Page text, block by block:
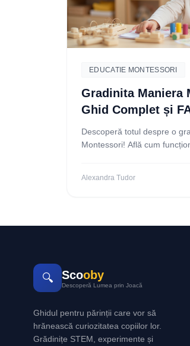
EDUCATIE MONTESSORI
Gradinita Maniera
Ghid Complet și
Descoperă totul despre o
Montessori! Află cum
Alexandra Tudor
🔍 Scooby
Descoperă Lumea prin Joacă
Ghidul pentru părinții care vor să
hrănească curiozitatea copiilor lor.
Grădinițe STEM, experimente și